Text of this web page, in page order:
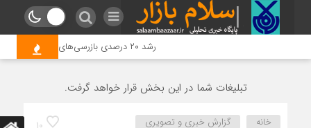
رشد ۲۰ درصدی بازرسی‌های اتاق اصناف قم در سال جاری
تبلیغات شما در این بخش قرار خواهد گرفت.
10 خانه گزارش خبری و تصویری